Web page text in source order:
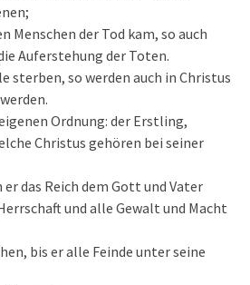
Menschen der Tod kam, so auch
Auferstehung der Toten.
sterben, so werden auch in Christus
Ordnung: der Erstling,
Christus gehören bei seiner
er das Reich dem Gott und Vater
und alle Gewalt und Macht
bis er alle Feinde unter seine